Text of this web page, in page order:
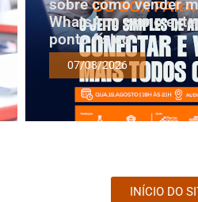
sobre como vender
WhatsApp como
ponto físico
07/08/2026
INÍCIO DO